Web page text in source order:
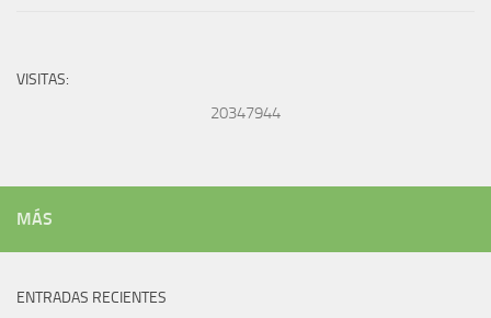
VISITAS:
20347944
MÁS
ENTRADAS RECIENTES